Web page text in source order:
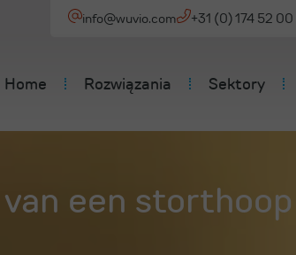
info@wuvio.com +31 (0) 174 52 00
Home Rozwiązania Sektory
een